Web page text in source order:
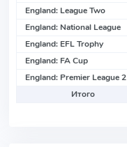
England: League Two
England: National League
England: EFL Trophy
England: FA Cup
England: Premier League 2
Итого